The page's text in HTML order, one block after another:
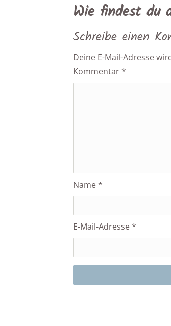
Wie findest du
Schreibe einen
Deine E-Mail-Adresse
Kommentar *
Name *
E-Mail-Adresse *